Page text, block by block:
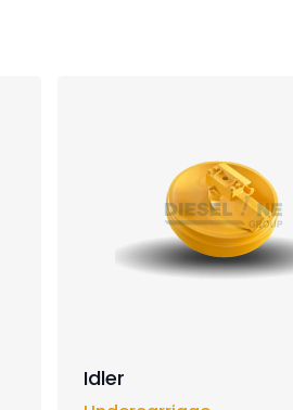
Idler